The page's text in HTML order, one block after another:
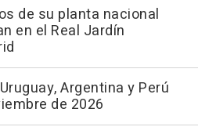
de su planta nacional
en el Real Jardín
Argentina y Perú
de 2026